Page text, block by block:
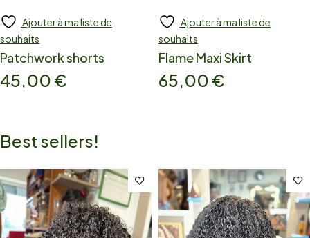
Ajouter à ma liste de
souhaits
Patchwork shorts
45,00 €
Ajouter à ma liste de
souhaits
Flame Maxi Skirt
65,00 €
Best sellers!